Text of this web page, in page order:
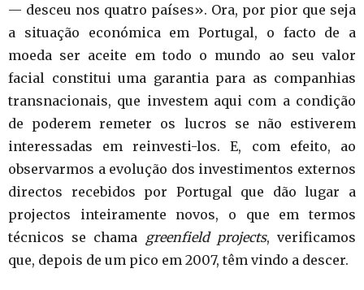
— desceu nos quatro países». Ora, por pior que seja
a situação económica em Portugal, o facto de a
moeda ser aceite em todo o mundo ao seu valor
facial constitui uma garantia para as companhias
transnacionais, que investem aqui com a condição
de poderem remeter os lucros se não estiverem
interessadas em reinvesti-los. E, com efeito, ao
observarmos a evolução dos investimentos externos
directos recebidos por Portugal que dão lugar a
projectos inteiramente novos, o que em termos
técnicos se chama greenfield projects, verificamos
que, depois de um pico em 2007, têm vindo a descer.